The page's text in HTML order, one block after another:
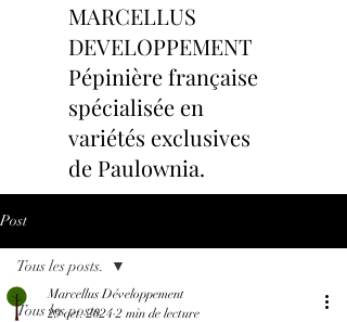
MARCELLUS
DEVELOPPEMENT
Pépinière française
spécialisée en
variétés exclusives
de Paulownia.
Post
Tous les posts.
Tous les posts.
Marcellus Développement
29 oct. 2024 2 min de lecture